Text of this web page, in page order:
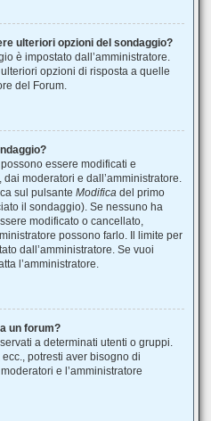
ulteriori opzioni del sondaggio?
è impostato dall’amministratore.
opzioni di risposta a quelle
del Forum.
essere modificati e
moderatori e dall’amministratore.
sul pulsante Modifica del primo
il sondaggio). Se nessuno ha
modificato o cancellato,
possono farlo. Il limite per
dall’amministratore. Se vuoi
l’amministratore.
un forum?
a determinati utenti o gruppi.
potresti aver bisogno di
e l’amministratore